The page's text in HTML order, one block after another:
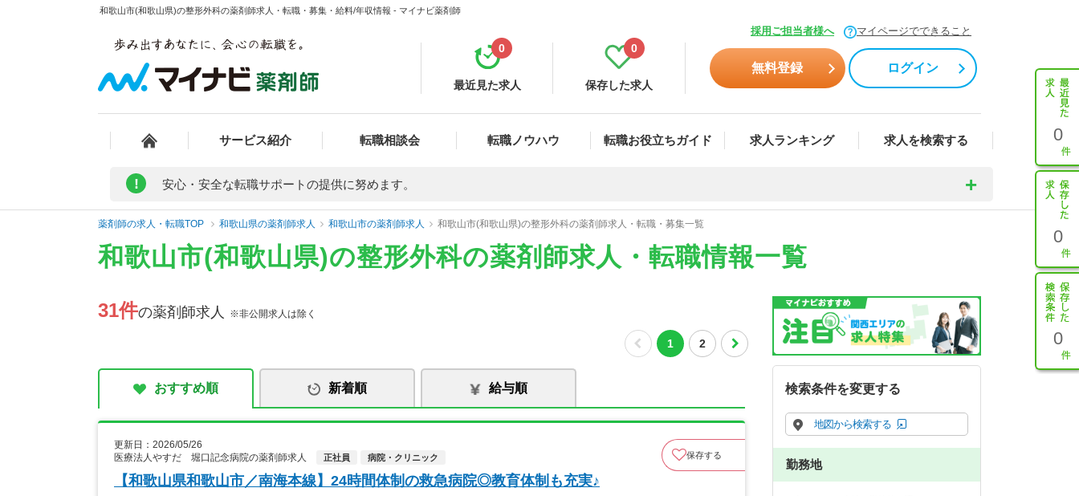
和歌山市(和歌山県)の整形外科の薬剤師求人・転職・募集・給料/年収情報 - マイナビ薬剤師
採用ご担当者様へ マイページでできること
最近見た求人
0
保存した求人
0
無料登録 ログイン
サービス紹介 転職相談会 転職ノウハウ 転職お役立ちガイド 求人ランキング 求人を検索する 0
0
0
! 安心・安全な転職サポートの提供に努めます。
薬剤師の求人・転職TOP 和歌山県の薬剤師求人 和歌山市の薬剤師求人 和歌山市(和歌山県)の整形外科の薬剤師求人・転職・募集一覧
和歌山市(和歌山県)の整形外科の薬剤師求人・転職情報一覧
31件の薬剤師求人 ※非公開求人は除く
1 2
おすすめ順 新着順 給与順
更新日：2026/05/26
医療法人やすだ 堀口記念病院の薬剤師求人
正社員 病院・クリニック 保存する
【和歌山県和歌山市／南海本線】24時間体制の救急病院◎教育体制も充実♪
検索条件を変更する
地図から検索する
勤務地